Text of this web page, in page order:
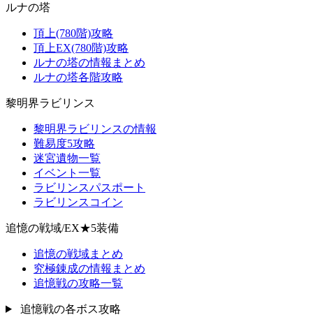
ルナの塔
頂上(780階)攻略
頂上EX(780階)攻略
ルナの塔の情報まとめ
ルナの塔各階攻略
黎明界ラビリンス
黎明界ラビリンスの情報
難易度5攻略
迷宮遺物一覧
イベント一覧
ラビリンスパスポート
ラビリンスコイン
追憶の戦域/EX★5装備
追憶の戦域まとめ
究極錬成の情報まとめ
追憶戦の攻略一覧
追憶戦の各ボス攻略